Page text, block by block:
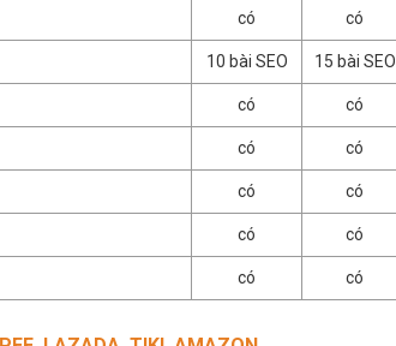
có có
10 bài SEO 15 bài SEO
có có
có có
có có
có có
có có